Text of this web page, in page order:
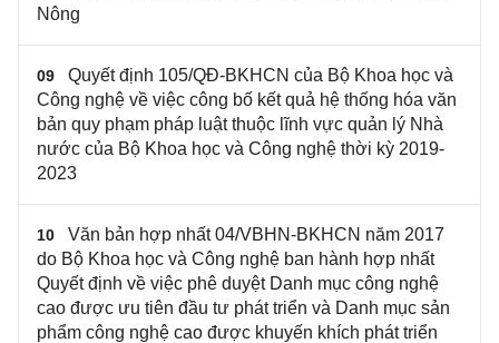
Nông
09
Quyết định 105/QĐ-BKHCN của Bộ Khoa học và
Công nghệ về việc công bố kết quả hệ thống hóa văn
bản quy phạm pháp luật thuộc lĩnh vực quản lý Nhà
nước của Bộ Khoa học và Công nghệ thời kỳ 2019-
2023
10
Văn bản hợp nhất 04/VBHN-BKHCN năm 2017
do Bộ Khoa học và Công nghệ ban hành hợp nhất
Quyết định về việc phê duyệt Danh mục công nghệ
cao được ưu tiên đầu tư phát triển và Danh mục sản
phẩm công nghệ cao được khuyến khích phát triển